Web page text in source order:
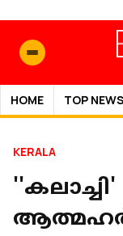
HOME TOP NEWS
KERALA
''കലാച്ചി'